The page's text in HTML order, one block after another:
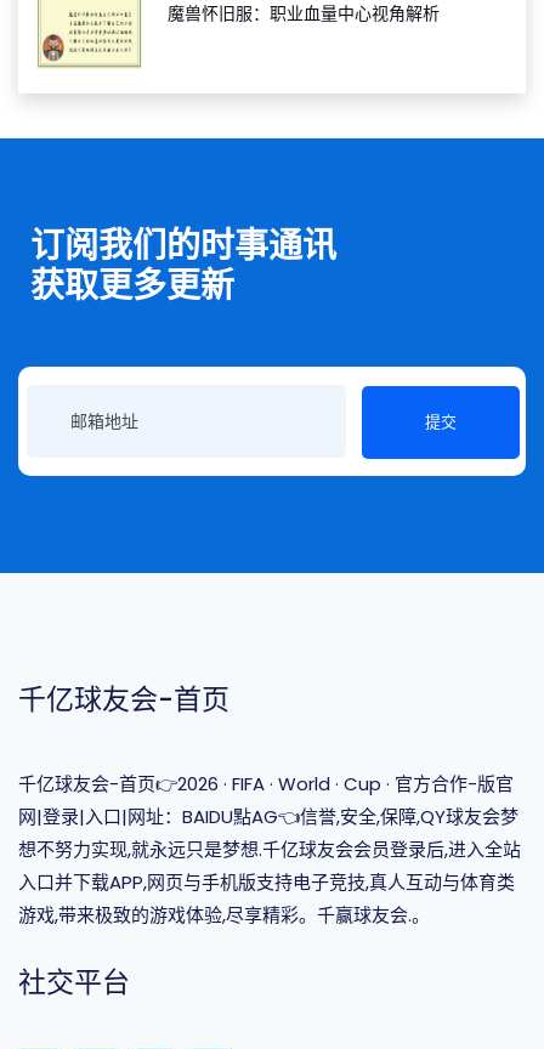
魔兽怀旧服：职业血量中心视角解析
订阅我们的时事通讯
获取更多更新
提交
千亿球友会-首页
千亿球友会-首页👉2026 · FIFA · World · Cup · 官方合作-版官
网|登录|入口|网址：BAIDU點AG👈信誉,安全,保障,QY球友会梦
想不努力实现,就永远只是梦想.千亿球友会会员登录后,进入全站
入口并下载APP,网页与手机版支持电子竞技,真人互动与体育类
游戏,带来极致的游戏体验,尽享精彩。千赢球友会.。
社交平台